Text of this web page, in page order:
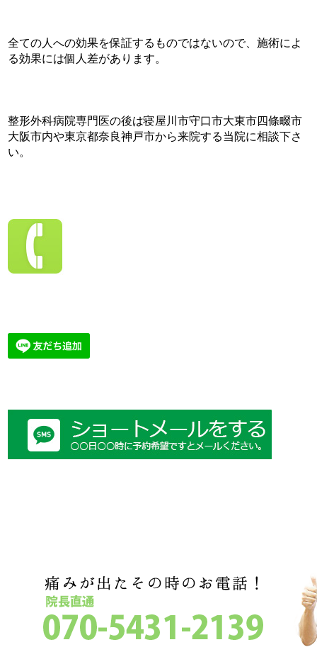
全ての人への効果を保証するものではないので、施術によ
る効果には個人差があります。
整形外科病院専門医の後は寝屋川市守口市大東市四條畷市
大阪市内や東京都奈良神戸市から来院する当院に相談下さ
い。